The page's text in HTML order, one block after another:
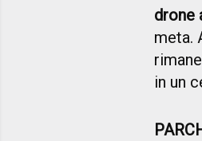
drone
meta.
in un